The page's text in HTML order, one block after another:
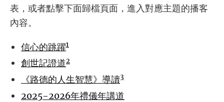
表，或者點擊下面歸檔頁面，進入對應主題的播客
內容。
信心的跳躍1
創世記證道2
《路德的人生智慧》導讀3
2025-2026年禮儀年講道